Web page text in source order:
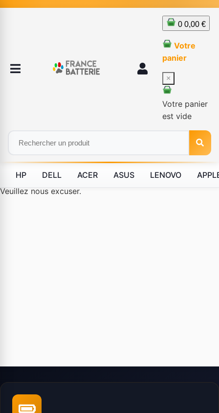
0 0,00 €
Votre
panier
×
Votre panier
est vide
HP DELL ACER ASUS LENOVO
Le produit #BLD--12232 n'est plus disponible à la vente.
Veuillez nous excuser.